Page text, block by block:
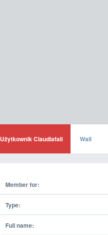
Użytkownik Claudiafali Wall
Member for:
Type:
Full name: